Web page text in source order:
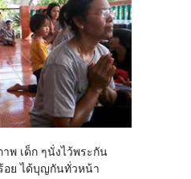
พ เด็ก ๆนั่งไว้พระกัน
อย ได้บุญกันทั่วหน้า